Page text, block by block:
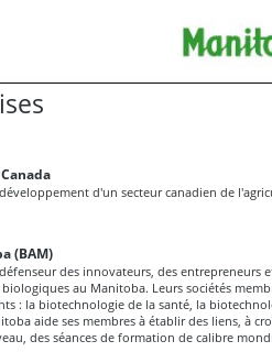
d'un secteur canadien de
(BAM)
des innovateurs, des entrepreneurs
au Manitoba. Leurs sociétés
: la biotechnologie de la santé, la
aide ses membres à établir des liens, à
des séances de formation de calibre